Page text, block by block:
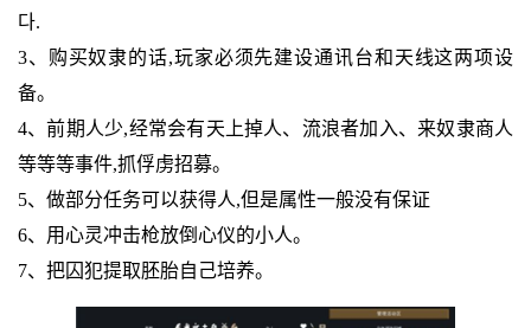
다.
3、购买奴隶的话,玩家必须先建设通讯台和天线这两项设
备。
4、前期人少,经常会有天上掉人、流浪者加入、来奴隶商人
等等等事件,抓俘虏招募。
5、做部分任务可以获得人,但是属性一般没有保证
6、用心灵冲击枪放倒心仪的小人。
7、把囚犯提取胚胎自己培养。